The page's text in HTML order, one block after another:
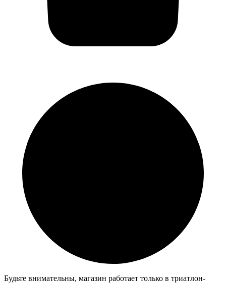
Будьте внимательны, магазин работает только в триатлон-